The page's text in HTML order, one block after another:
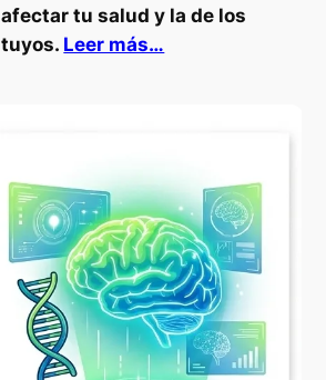
afectar tu salud y la de los
tuyos. Leer más…